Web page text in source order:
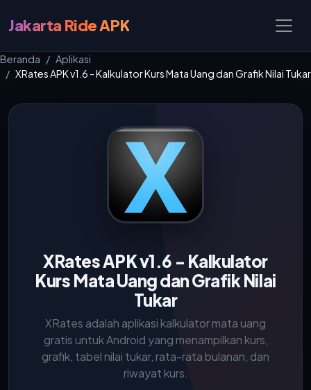
Jakarta Ride APK
Beranda
Aplikasi
XRates APK v1.6 - Kalkulator Kurs Mata Uang dan Grafik Nilai Tukar
XRates APK v1.6 - Kalkulator
Kurs Mata Uang dan Grafik Nilai
Tukar
XRates adalah aplikasi kalkulator mata uang
gratis untuk Android yang menampilkan kurs,
grafik, tabel nilai tukar, rata-rata bulanan, dan
riwayat kurs.